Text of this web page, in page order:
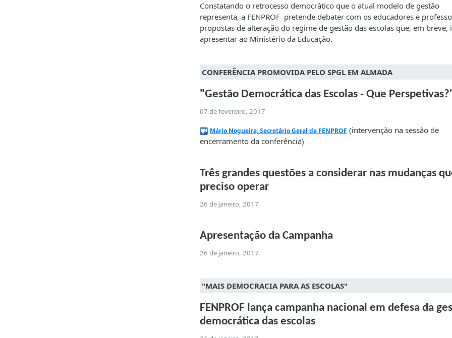
Constatando o retrocesso democrático que o atual modelo de gestão
representa, a FENPROF pretende debater com os educadores e
propostas de alteração do regime de gestão das escolas que, em breve,
apresentar ao Ministério da Educação.
CONFERÊNCIA PROMOVIDA PELO SPGL EM ALMADA
"Gestão Democrática das Escolas - Que
07 de fevereiro, 2017
Mário Nogueira, Secretário Geral da FENPROF (intervenção na sessão de
encerramento da conferência)
Três grandes questões a considerar nas mudanças
preciso operar
26 de janeiro, 2017
Apresentação da Campanha
26 de janeiro, 2017
"MAIS DEMOCRACIA PARA AS ESCOLAS"
FENPROF lança campanha nacional em defesa da
democrática das escolas